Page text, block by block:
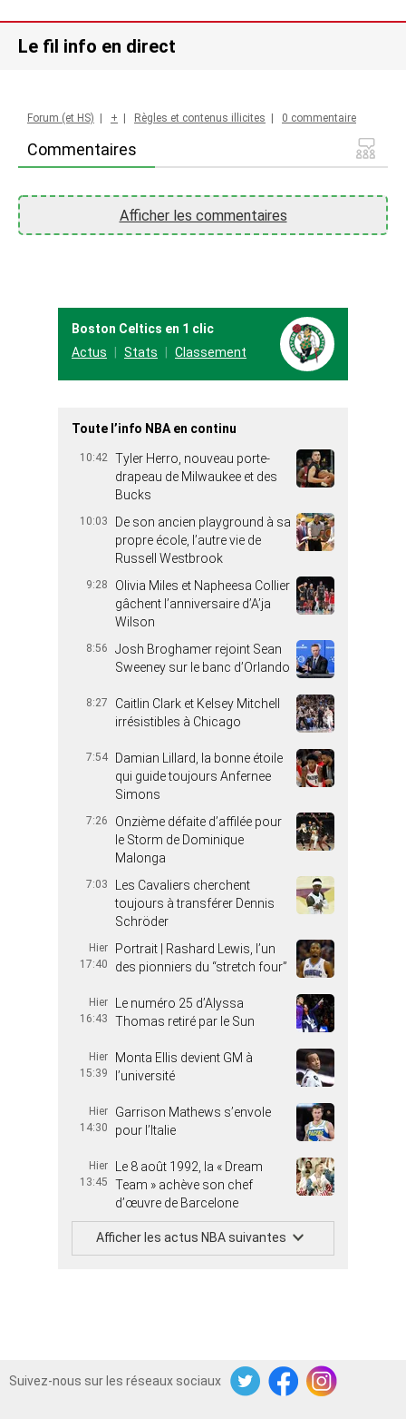
Le fil info en direct
Commentaires
Forum (et HS) + Règles et contenus illicites 0 commentaire
Afficher les commentaires
Boston Celtics en 1 clic
Actus
Stats Classement
Toute l’info NBA en continu
10:42 Tyler Herro, nouveau porte-
drapeau de Milwaukee et des
Bucks
10:03
De son ancien playground à sa
propre école, l’autre vie de
Russell Westbrook
9:28
Olivia Miles et Napheesa Collier
gâchent l’anniversaire d’A’ja
Wilson
8:56
Josh Broghamer rejoint Sean
Sweeney sur le banc d’Orlando
8:27
Caitlin Clark et Kelsey Mitchell
irrésistibles à Chicago
7:54
Damian Lillard, la bonne étoile
qui guide toujours Anfernee
Simons
7:26
Onzième défaite d’affilée pour
le Storm de Dominique
Malonga
7:03
Les Cavaliers cherchent
toujours à transférer Dennis
Schröder
Hier
17:40
Portrait | Rashard Lewis, l’un
des pionniers du “stretch four”
Hier
16:43
Le numéro 25 d’Alyssa
Thomas retiré par le Sun
Hier
15:39
Monta Ellis devient GM à
l’université
Hier
14:30
Garrison Mathews s’envole
pour l’Italie
Hier
13:45
Le 8 août 1992, la « Dream
Team » achève son chef
d’œuvre de Barcelone
Afficher les actus NBA suivantes
Suivez-nous sur les réseaux sociaux
TwitterFacebookInstagram